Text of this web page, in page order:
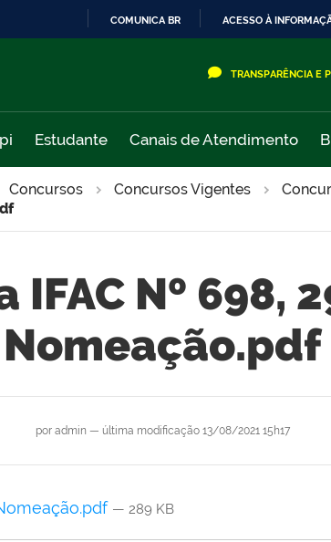
COMUNICA BR ACESSO À
TRANSPARÊNCIA E
Estudante Canais de Atendimento
Concursos Concursos Vigentes
IFAC Nº 698,
Nomeação.pdf
por admin— última modificação13/08/2021 15h17
— 289 KB